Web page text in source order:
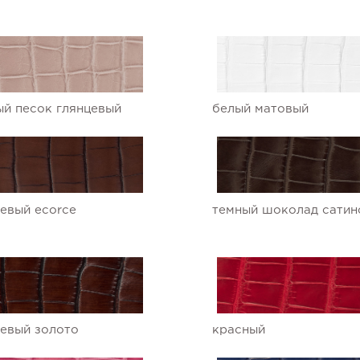
песок глянцевый белый матовый
ecorce темный шоколад
золото красный